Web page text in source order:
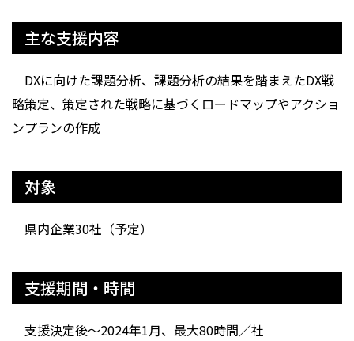
主な支援内容
DXに向けた課題分析、課題分析の結果を踏まえたDX戦
略策定、策定された戦略に基づくロードマップやアクショ
ンプランの作成
対象
県内企業30社（予定）
支援期間・時間
支援決定後～2024年1月、最大80時間／社